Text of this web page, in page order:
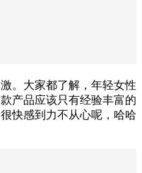
。大家都了解，年轻女性
产品应该只有经验丰富的
快感到力不从心呢，哈哈